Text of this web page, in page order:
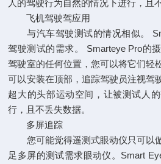
人的驾驶行为自然的情况下进行，且
飞机驾驶驾应用
与汽车驾驶测试的情况相似。
驾驶测试的需求。 Smarteye Pro的
驾驶室的任何位置，您可以将它们轻
可以安装在顶部，追踪驾驶员注视驾
超大的头部运动空间，让被测试人
行，且不丢失数据。
多屏追踪
您可能觉得遥测式眼动仪只可以
足多屏的测试需求眼动仪。Smart